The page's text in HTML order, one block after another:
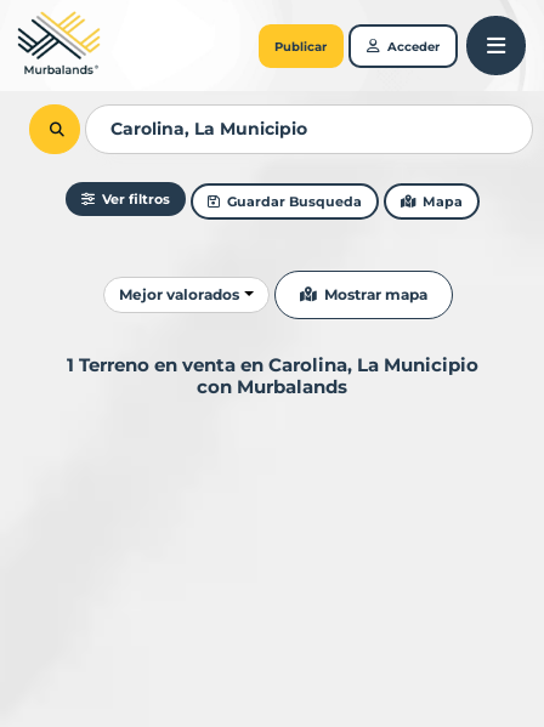
Publicar Acceder
Ver filtros Guardar Busqueda Mapa
Ordenar resultados
Mejor valorados Mostrar mapa
1 Terreno en venta en Carolina, La Municipio
con Murbalands